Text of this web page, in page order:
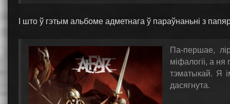
І што ў гэтым альбоме адметнага ў параўнаньні з
Па-першае,
міфалогіі, а
тэматыкай. Я
дасягнута.